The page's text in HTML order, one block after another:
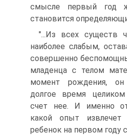
смысле первый год
становится
"...Из всех существ
наиболее слабым,
совершенно
младенца с телом
момент рождения,
долгое время
счет нее. И именно
какой опыт
ребенок на первом году